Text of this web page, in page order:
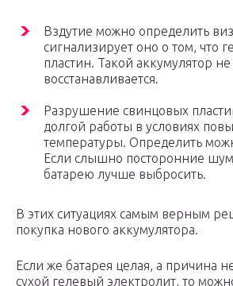
Вздутие можно определить
сигнализирует оно о том, что
пластин. Такой аккумулятор не
восстанавливается.
Разрушение свинцовых
долгой работы в условиях
температуры. Определить
Если слышно посторонние
батарею лучше выбросить.
В этих ситуациях самым верным
покупка нового аккумулятора.
Если же батарея целая, а причина
сухой гелевый электролит, то